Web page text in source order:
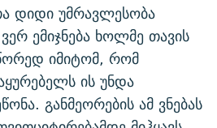
დიდი უმრავლესობა
ემიჯნება ხოლმე თავის
იმიტომ, რომ
ის უნდა
განმეორების ამ ვნებას